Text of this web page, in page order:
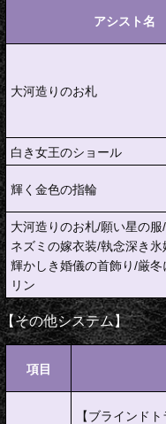
アシスト名
大河造りのお札
白き女王のショール
輝く金色の指輪
大河造りのお札/願い星の服/
ネズミの嫁衣装/執念深き
輝かしき婚儀の首飾り/厳冬
リン
【その他システム】
項目
【ブラインド